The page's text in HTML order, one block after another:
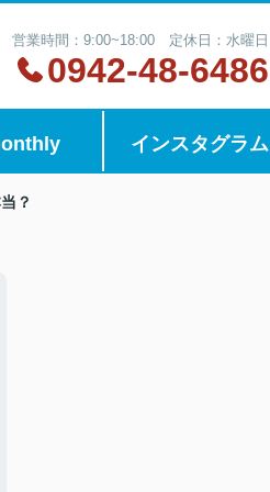
営業時間：9:00~18:00 定休日：水曜日
0942-48-6486
インスタグラム
？